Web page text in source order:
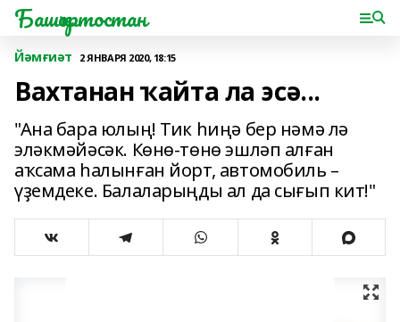
Башҡортостан
Йәмғиәт 2 ЯНВАРЯ 2020, 18:15
Вахтанан ҡайта ла эсә...
"Ана бара юлың! Тик һиңә бер нәмә лә
эләкмәйәсәк. Көнө-төнө эшләп алған
аҡсама һалынған йорт, автомобиль –
үҙемдеке. Балаларыңды ал да сығып кит!"